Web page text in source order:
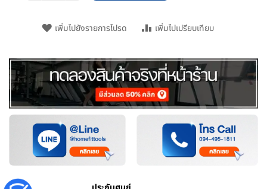
เพิ่มไปยังรายการโปรด เพิ่มไปเปรียบเทียบ